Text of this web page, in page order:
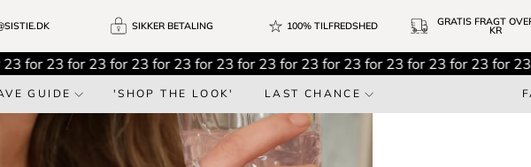
SIKKER BETALING 100% TILFREDSHED GRATIS FRAGT
KR
3 for 23 for 23 for 23 for 23 for 23 for 23 for 23 for 23 for 23 for 23 for 23 for 23
GUIDE 'SHOP THE LOOK' LAST CHANCE